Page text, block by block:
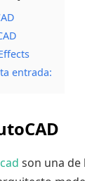
entrada:
son una de